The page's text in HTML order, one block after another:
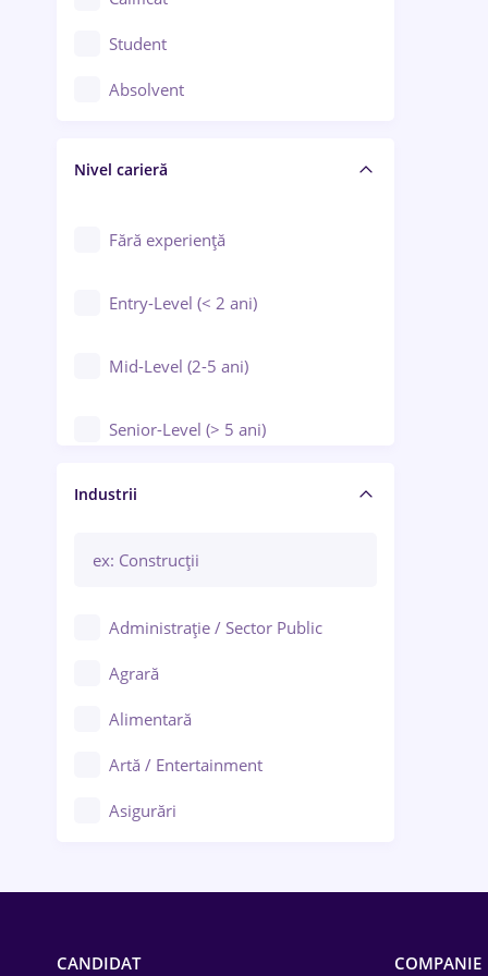
Construcții / Instalații
Controlul calității
Educație / Training / Arte
Student
Absolvent
Nivel carieră
Fără experiență
Entry-Level (< 2 ani)
Mid-Level (2-5 ani)
Senior-Level (> 5 ani)
Manager / Executiv
Industrii
Administrație / Sector Public
Agrară
Alimentară
Artă / Entertainment
Asigurări
CANDIDAT COMPANIE